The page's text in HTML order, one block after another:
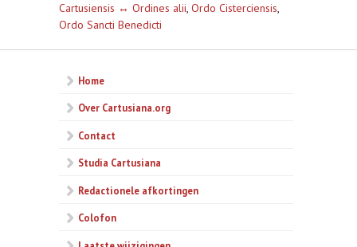
Cartusiensis ↔ Ordines alii, Ordo Cisterciensis,
Ordo Sancti Benedicti
Home
Over Cartusiana.org
Contact
Studia Cartusiana
Redactionele afkortingen
Colofon